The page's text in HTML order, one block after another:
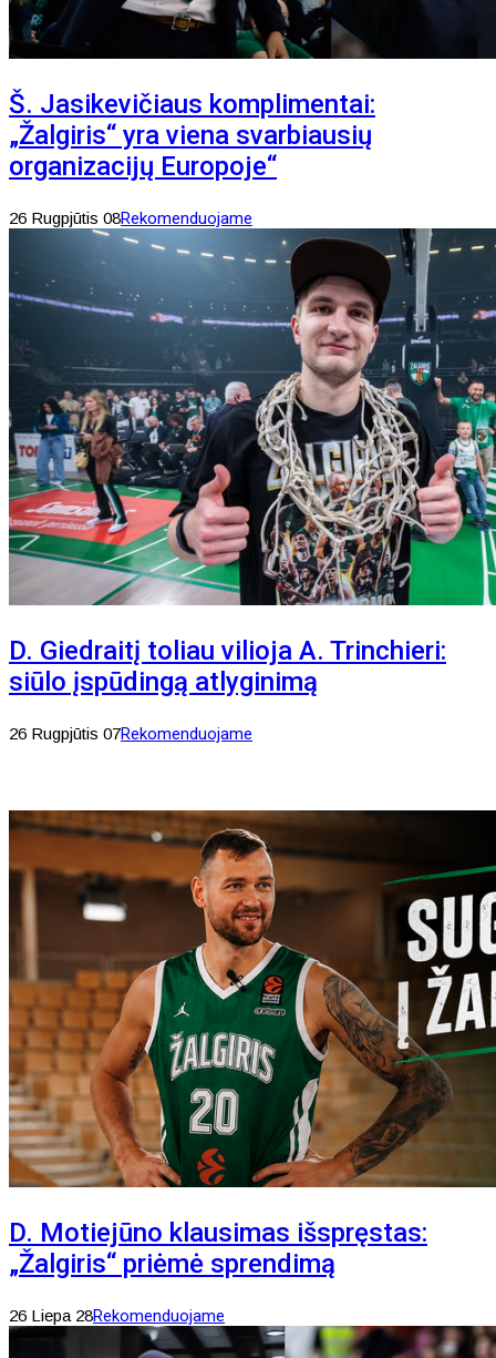
Š. Jasikevičiaus komplimentai:
„Žalgiris“ yra viena svarbiausių
organizacijų Europoje“
26 Rugpjūtis 08Rekomenduojame
D. Giedraitį toliau vilioja A. Trinchieri:
siūlo įspūdingą atlyginimą
26 Rugpjūtis 07Rekomenduojame
D. Motiejūno klausimas išspręstas:
„Žalgiris“ priėmė sprendimą
26 Liepa 28Rekomenduojame